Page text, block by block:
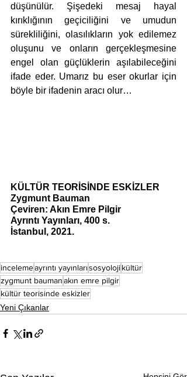
düşünülür. Şişedeki mesaj hayal
kırıklığının geçiciliğini ve umudun
sürekliliğini, olasılıkların yok edilemez
oluşunu ve onların gerçekleşmesine
engel olan güçlüklerin aşılabileceğini
ifade eder. Umarız bu eser okurlar için
böyle bir ifadenin aracı olur…
KÜLTÜR TEORİSİNDE ESKİZLER
Zygmunt Bauman
Çeviren: Akın Emre Pilgir
Ayrıntı Yayınları, 400 s.
İstanbul, 2021.
incelemeayrıntı yayınlarısosyolojikültür
zygmunt baumanakın emre pilgir
kültür teorisinde eskizler
Yeni Çıkanlar